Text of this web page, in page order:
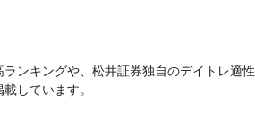
ンキングや、松井証券独自のデイトレ適性
しています。